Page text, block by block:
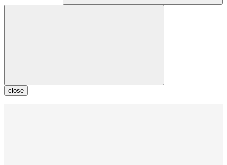
close